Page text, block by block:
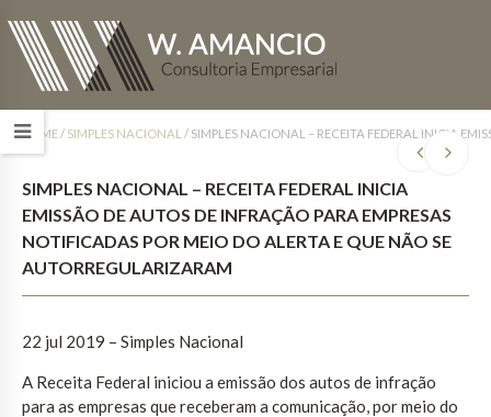
HOME/ SIMPLES NACIONAL / SIMPLES NACIONAL – RECEITA FEDERAL INICIA
SIMPLES NACIONAL – RECEITA FEDERAL INICIA
EMISSÃO DE AUTOS DE INFRAÇÃO PARA EMPRESAS
NOTIFICADAS POR MEIO DO ALERTA E QUE NÃO SE
AUTORREGULARIZARAM
22 jul 2019 – Simples Nacional
A Receita Federal iniciou a emissão dos autos de infração
para as empresas que receberam a comunicação, por meio do